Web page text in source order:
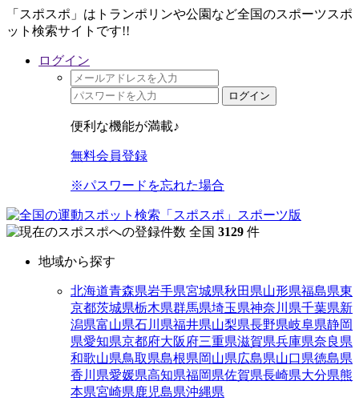
「スポスポ」はトランポリンや公園など全国のスポーツスポ
ット検索サイトです!!
ログイン
ログイン
便利な機能が満載♪
無料会員登録
※パスワードを忘れた場合
全国 3129 件
地域から探す
北海道青森県岩手県宮城県秋田県山形県福島県東
京都茨城県栃木県群馬県埼玉県神奈川県千葉県新
潟県富山県石川県福井県山梨県長野県岐阜県静岡
県愛知県京都府大阪府三重県滋賀県兵庫県奈良県
和歌山県鳥取県島根県岡山県広島県山口県徳島県
香川県愛媛県高知県福岡県佐賀県長崎県大分県熊
本県宮崎県鹿児島県沖縄県